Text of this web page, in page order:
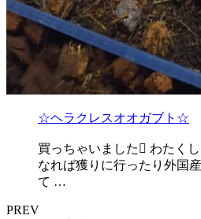
☆ヘラクレスオオガブト☆
買っちゃいました わたく
なれば獲りに行ったり外国
て …
PREV